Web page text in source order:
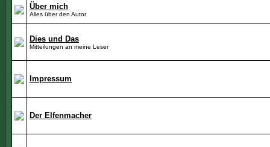
Über mich
Alles über den Autor
Dies und Das
Mitteilungen an meine Leser
Impressum
Der Elfenmacher